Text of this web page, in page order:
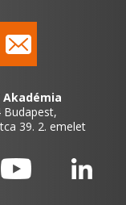
Akadémia
Budapest,
39. 2. emelet